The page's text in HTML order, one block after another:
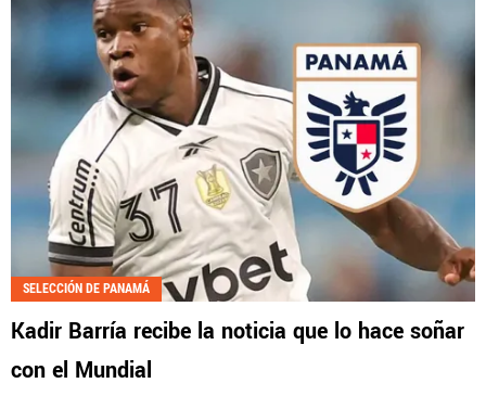
SELECCIÓN DE PANAMÁ
Kadir Barría recibe la noticia que lo hace soñar
con el Mundial